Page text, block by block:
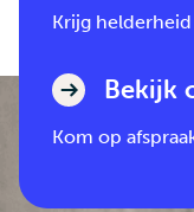
Krijg
Bekijk
Kom op